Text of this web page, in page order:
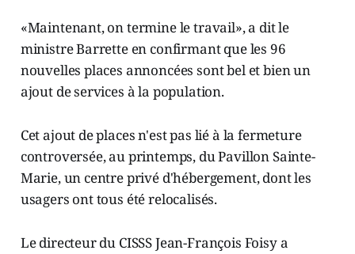
«Maintenant, on termine le travail», a dit le
ministre Barrette en confirmant que les 96
nouvelles places annoncées sont bel et bien un
ajout de services à la population.
Cet ajout de places n'est pas lié à la fermeture
controversée, au printemps, du Pavillon Sainte-
Marie, un centre privé d'hébergement, dont les
usagers ont tous été relocalisés.
Le directeur du CISSS Jean-François Foisy a